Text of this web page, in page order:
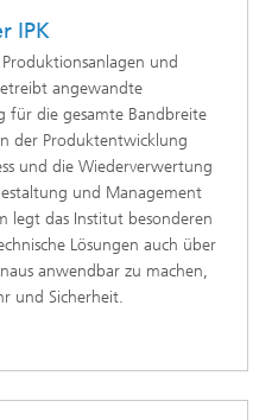
IPK
und
ange­wandte
für die gesamte Bandbreite
der Produktentwicklung
und die Wiederverwertung
und Management
legt das Institut besonderen
Lösungen auch über
anwendbar zu machen,
und Sicherheit.